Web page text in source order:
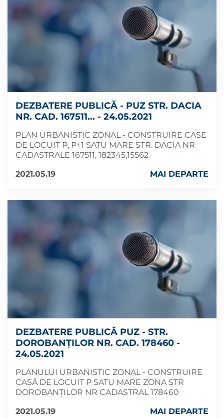
DEZBATERE PUBLICĂ - PUZ STR. DACIA
NR. CAD. 167511... - 24.05.2021
PLAN URBANISTIC ZONAL - CONSTRUIRE CASE
DE LOCUIT P, P+1 SATU MARE STR. DACIA NR
CADASTRALE 167511, 182345,15562
2021.05.19
MAI DEPARTE
DEZBATERE PUBLICĂ PUZ - STR.
DOROBANȚILOR NR. CAD. 178460 -
24.05.2021
PLANULUI URBANISTIC ZONAL - CONSTRUIRE
CASĂ DE LOCUIT P SATU MARE ZONA STR
DOROBANȚILOR NR CADASTRAL 178460
2021.05.19
MAI DEPARTE